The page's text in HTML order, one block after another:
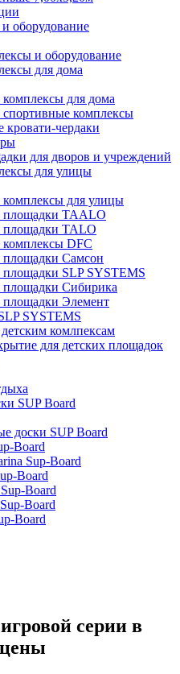
оборудование
и оборудование
для дома
комплексы для дома
спортивные комплексы
кровати-чердаки
для дворов и учреждений
для улицы
комплексы для улицы
площадки TAALO
площадки TALO
комплексы DFC
площадки Самсон
площадки SLP SYSTEMS
площадки Сибирика
площадки Элемент
SYSTEMS
комлпексам
для детских площадок
SUP Board
доски SUP Board
Board
Sup-Board
Board
Board
Board
Board
серии в
цены